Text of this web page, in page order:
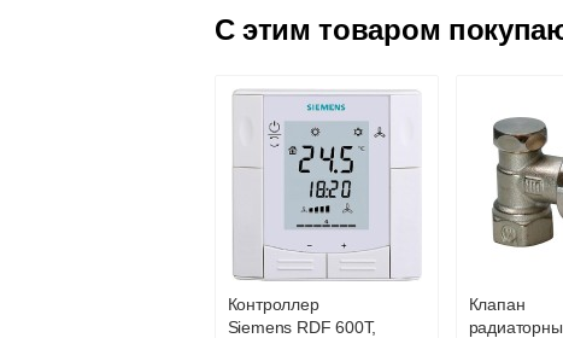
с решеткой
GRILL.SGWL-16-
1600 орех.
34 891
Подробнее
Конвектор
1700 орех.
Конвектор
ITT.080.200.1200 с
решеткой
GRILL.SGA-20-
1200 natural
Конвектор
решеткой
C этим товаром
Контроллер
Siemens RDF 600Т,
Клапан